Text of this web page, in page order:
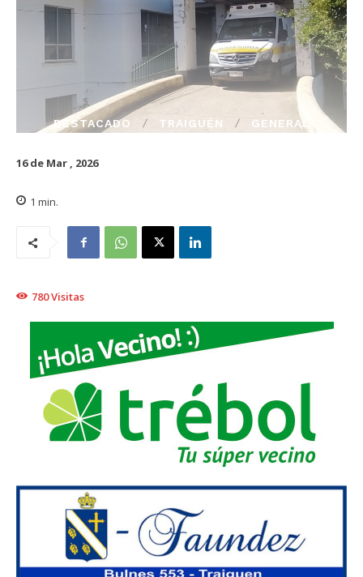
DESTACADO TRAIGUÉN GENERAL
16 de Mar , 2026
1 min.
780Visitas